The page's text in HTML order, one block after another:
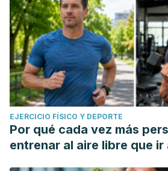
EJERCICIO FÍSICO Y DEPORTE
Por qué cada vez más
entrenar al aire libre que ir